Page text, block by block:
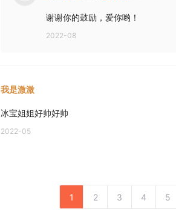
谢谢你的鼓励，爱你哟！
2022-08
我是溦溦
冰宝姐姐好帅好帅
2022-05
1 2 3 4 5